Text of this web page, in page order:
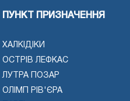
ПУНКТ ПРИЗНАЧЕННЯ
ХАЛКІДІКИ
ОСТРІВ ЛЕФКАС
ЛУТРА ПОЗАР
ОЛІМП РІВ'ЄРА